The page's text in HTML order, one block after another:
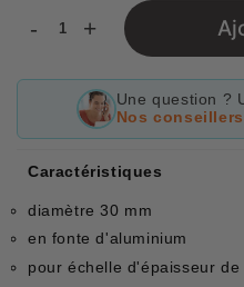
- +
Une question ?
Nos
Caractéristiques
diamètre 30 mm
en fonte d'aluminium
pour échelle d'épaisseur